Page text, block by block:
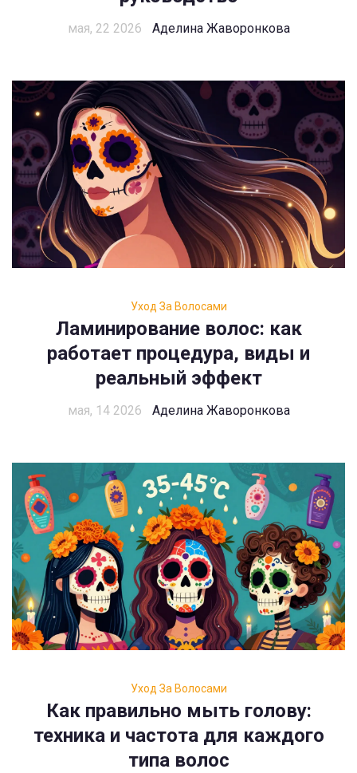
мая, 22 2026 Аделина Жаворонкова
Уход За Волосами
Ламинирование волос: как
работает процедура, виды и
реальный эффект
мая, 14 2026 Аделина Жаворонкова
Уход За Волосами
Как правильно мыть голову:
техника и частота для каждого
типа волос